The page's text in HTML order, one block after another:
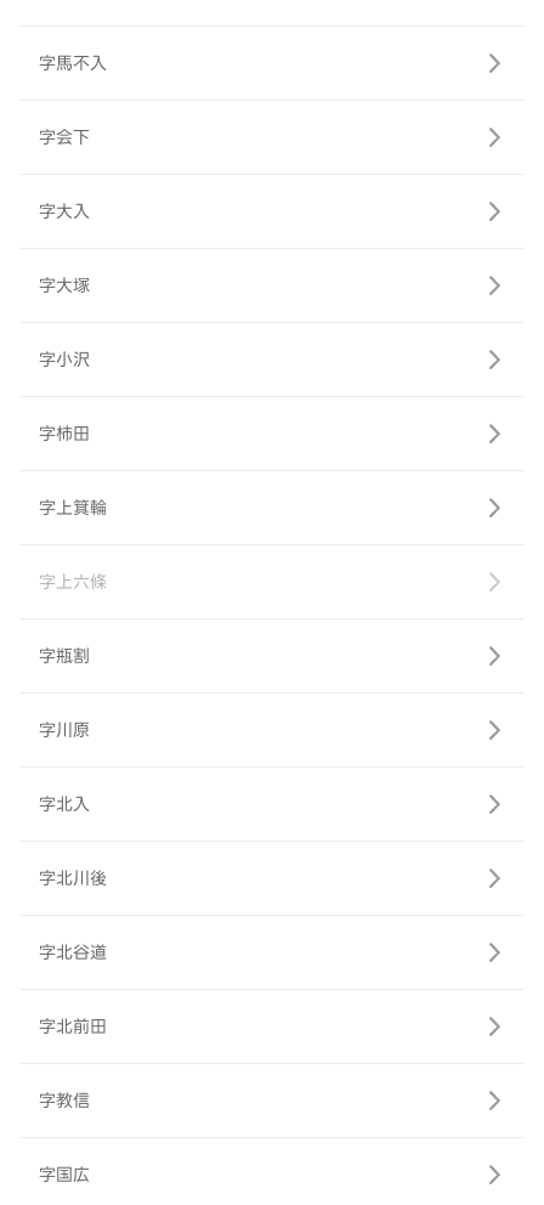
字馬不入
字会下
字大入
字大塚
字小沢
字柿田
字上箕輪
字上六條
字瓶割
字川原
字北入
字北川後
字北谷道
字北前田
字教信
字国広